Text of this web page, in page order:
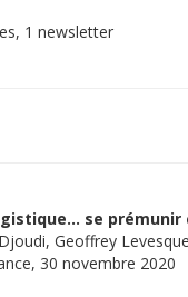
1 newsletter
se
Geoffrey Levesque
30 novembre 2020